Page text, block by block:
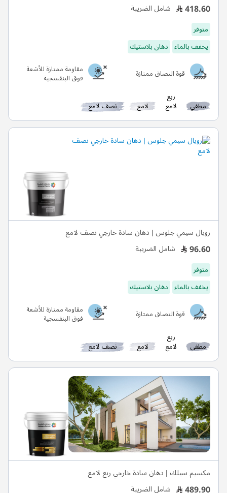
418.60 شامل الضريبة
متوفر
يخفف بالماء دهان بلاستيك
قوة التصاق ممتازة
مقاومة ممتازة للأشعة
فوق البنفسجية
مطفي
ربع
لامع لامع نصف لامع
رويال سيمي جلوس | دهان سادة خارجي نصف لامع
96.60 شامل الضريبة
متوفر
يخفف بالماء دهان بلاستيك
قوة التصاق ممتازة
مقاومة ممتازة للأشعة
فوق البنفسجية
مطفي
ربع
لامع لامع نصف لامع
مكسيم سيلك | دهان سادة خارجي ربع لامع
شامل الضريبة